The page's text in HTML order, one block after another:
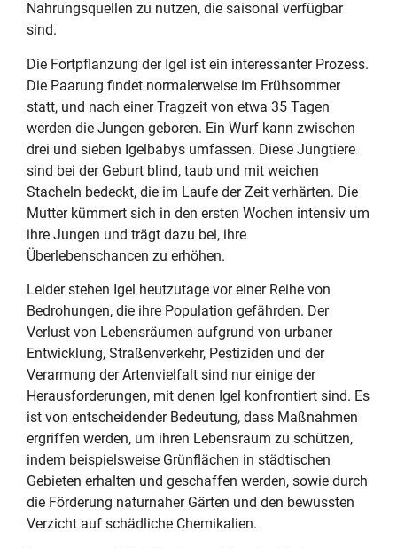
Nahrungsquellen zu nutzen, die saisonal verfügbar
sind.
Die Fortpflanzung der Igel ist ein interessanter Prozess.
Die Paarung findet normalerweise im Frühsommer
statt, und nach einer Tragzeit von etwa 35 Tagen
werden die Jungen geboren. Ein Wurf kann zwischen
drei und sieben Igelbabys umfassen. Diese Jungtiere
sind bei der Geburt blind, taub und mit weichen
Stacheln bedeckt, die im Laufe der Zeit verhärten. Die
Mutter kümmert sich in den ersten Wochen intensiv um
ihre Jungen und trägt dazu bei, ihre
Überlebenschancen zu erhöhen.
Leider stehen Igel heutzutage vor einer Reihe von
Bedrohungen, die ihre Population gefährden. Der
Verlust von Lebensräumen aufgrund von urbaner
Entwicklung, Straßenverkehr, Pestiziden und der
Verarmung der Artenvielfalt sind nur einige der
Herausforderungen, mit denen Igel konfrontiert sind. Es
ist von entscheidender Bedeutung, dass Maßnahmen
ergriffen werden, um ihren Lebensraum zu schützen,
indem beispielsweise Grünflächen in städtischen
Gebieten erhalten und geschaffen werden, sowie durch
die Förderung naturnaher Gärten und den bewussten
Verzicht auf schädliche Chemikalien.